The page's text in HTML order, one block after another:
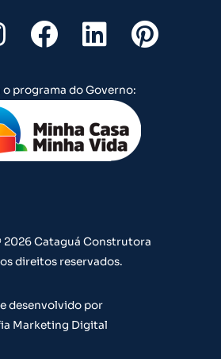
F
a
c
e
b
o
L
i
n
k
e
d
P
i
t
o programa do Governo:
Cataguá Construtora
direitos reservados.
desenvolvido por
Marketing Digital